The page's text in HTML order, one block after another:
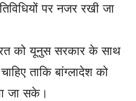
पर नजर रखी जा
को यूनुस सरकार के साथ
ताकि बांग्लादेश को
जा सके।